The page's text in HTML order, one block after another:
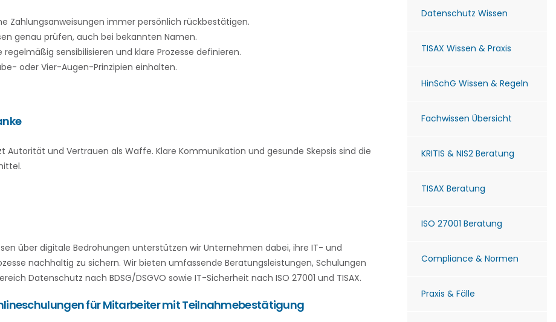
Zahlungsanweisungen immer persönlich rückbestätigen.
genau prüfen, auch bei bekannten Namen.
sensibilisieren und klare Prozesse definieren.
oder Vier-Augen-Prinzipien einhalten.
Autorität und Vertrauen als Waffe. Klare Kommunikation und gesunde Skepsis sind die
über digitale Bedrohungen unterstützen wir Unternehmen dabei, ihre IT- und
nachhaltig zu sichern. Wir bieten umfassende Beratungsleistungen, Schulungen
Datenschutz nach BDSG/DSGVO sowie IT-Sicherheit nach ISO 27001 und TISAX.
für Mitarbeiter mit Teilnahmebestätigung
Datenschutz Wissen
TISAX Wissen & Praxis
HinSchG Wissen & Regeln
Fachwissen Übersicht
KRITIS & NIS2 Beratung
TISAX Beratung
ISO 27001 Beratung
Compliance & Normen
Praxis & Fälle